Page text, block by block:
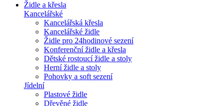
Židle a křesla
Kancelářské
Kancelářská křesla
Kancelářské židle
Židle pro 24hodinové sezení
Konferenční židle a křesla
Dětské rostoucí židle a stoly
Herní židle a stoly
Pohovky a soft sezení
Jídelní
Plastové židle
Dřevěné židle